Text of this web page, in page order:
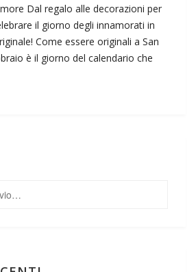
Dal regalo alle decorazioni per
il giorno degli innamorati in
Come essere originali a San
è il giorno del calendario che